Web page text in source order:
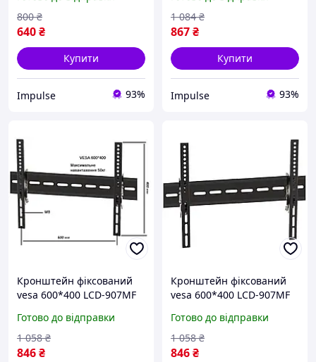
640₴
800 ₴
Купити
Impulse 93%
867₴
1 084 ₴
Купити
Impulse 93%
Кронштейн фіксований
vesa 600*400 LCD-907MF
Готово до відправки
846₴
1 058 ₴
Кронштейн фіксований
vesa 600*400 LCD-907MF
Готово до відправки
846₴
1 058 ₴